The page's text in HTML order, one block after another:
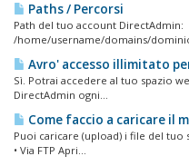
Paths / Percorsi
Path del tuo account DirectAdmin:
/home/username/domains/
Avro' accesso illimitato
Sì. Potrai accedere al tuo spazio
DirectAdmin ogni...
Come faccio a caricare il
Puoi caricare (upload) i file del
• Via FTP Apri...